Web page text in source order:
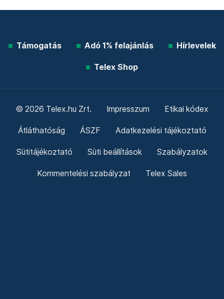
Támogatás Adó 1% felajánlás Hírlevelek
Telex Shop
© 2026 Telex.hu Zrt. Impresszum Etikai kódex
Átláthatóság ÁSZF Adatkezelési tájékoztató
Sütitájékoztató Süti beállítások Szabályzatok
Kommentelési szabályzat Telex Sales